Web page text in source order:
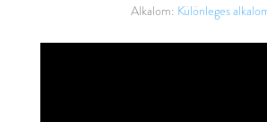
Alkalom: Különleges